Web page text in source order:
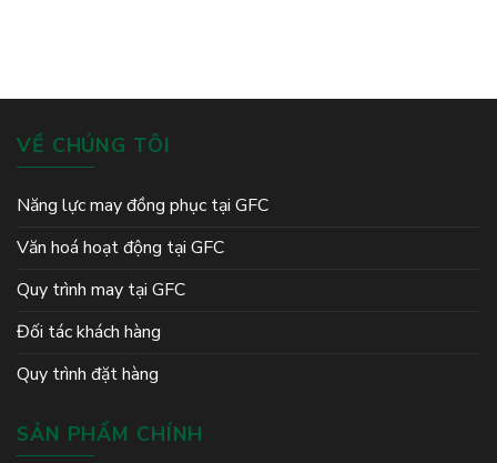
VỀ CHÚNG TÔI
Năng lực may đồng phục tại GFC
Văn hoá hoạt động tại GFC
Quy trình may tại GFC
Đối tác khách hàng
Quy trình đặt hàng
SẢN PHẨM CHÍNH